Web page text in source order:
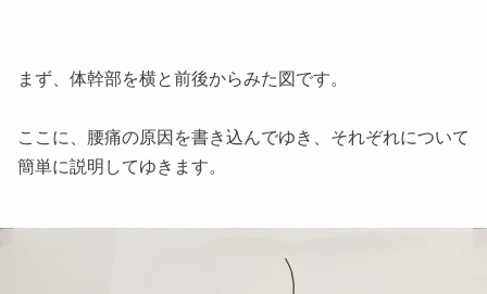
まず、体幹部を横と前後からみた図です。
ここに、腰痛の原因を書き込んでゆき、それぞれについて
簡単に説明してゆきます。